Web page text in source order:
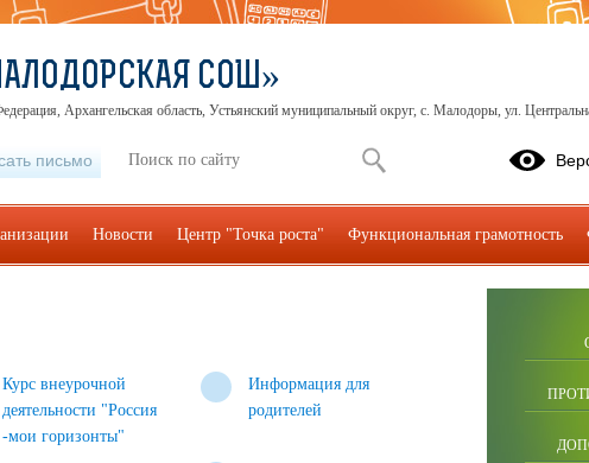
Курс внеурочной
деятельности "Россия
-мои горизонты"
Информация для
родителей
СОШ»
Архангельская область, Устьянский муниципальный округ, с. Малодоры, ул.
письмо
Новости Центр "Точка роста" Функциональная грамотность